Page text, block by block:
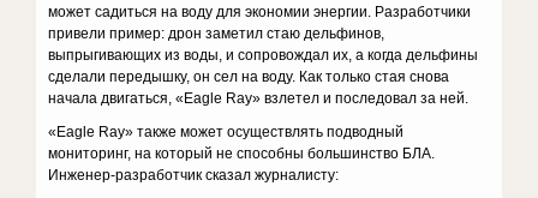
может садиться на воду для экономии энергии. Разработчики
привели пример: дрон заметил стаю дельфинов,
выпрыгивающих из воды, и сопровождал их, а когда дельфины
сделали передышку, он сел на воду. Как только стая снова
начала двигаться, «Eagle Ray» взлетел и последовал за ней.
«Eagle Ray» также может осуществлять подводный
мониторинг, на который не способны большинство БЛА.
Инженер-разработчик сказал журналисту: